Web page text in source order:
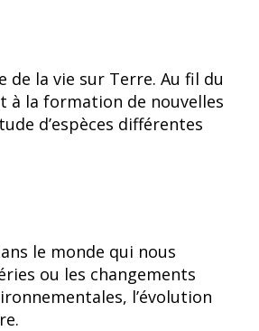
de la vie sur Terre. Au fil du
à la formation de nouvelles
d’espèces différentes
le monde qui nous
ou les changements
l’évolution